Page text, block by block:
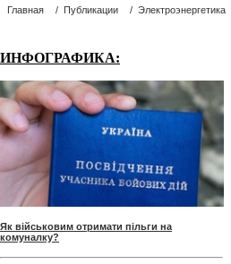
Главная / Публикации / Электроэнергетика
ИНФОГРАФИКА:
Як військовим отримати пільги на
комуналку?